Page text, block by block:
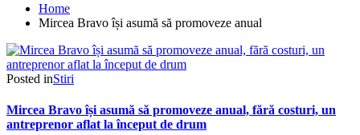
Home
Mircea Bravo își asumă să promoveze anual
Posted inStiri
Mircea Bravo își asumă să promoveze anual, fără costuri, un
antreprenor aflat la început de drum